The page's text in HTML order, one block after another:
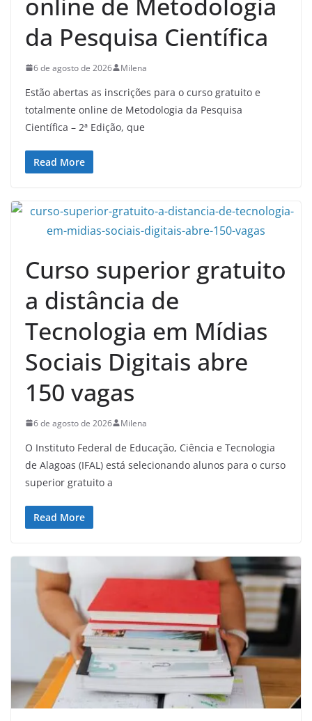
da Pesquisa Científica
6 de agosto de 2026 Milena
Estão abertas as inscrições para o curso gratuito e
totalmente online de Metodologia da Pesquisa
Científica – 2ª Edição, que
Read More
Curso superior gratuito
a distância de
Tecnologia em Mídias
Sociais Digitais abre
150 vagas
6 de agosto de 2026 Milena
O Instituto Federal de Educação, Ciência e Tecnologia
de Alagoas (IFAL) está selecionando alunos para o curso
superior gratuito a
Read More